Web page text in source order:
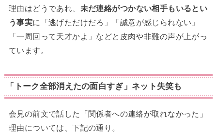
理由はどうであれ、 未だ連絡がつかない相手もいるとい
う事実に「逃げただけだろ」「誠意が感じられない」
「一周回って天才かよ」などと皮肉や非難の声が上がっ
ています。
「トーク全部消えたの面白すぎ」ネット失笑も
会見の前文で話した「関係者への連絡が取れなかった」
理由については、下記の通り。